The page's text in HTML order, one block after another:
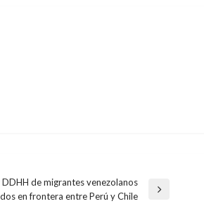
de migrantes venezolanos
en frontera entre Perú y Chile